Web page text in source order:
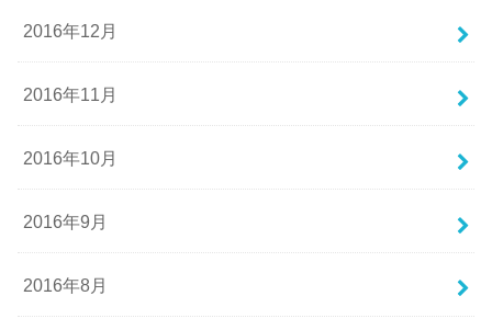
2016年12月
2016年11月
2016年10月
2016年9月
2016年8月